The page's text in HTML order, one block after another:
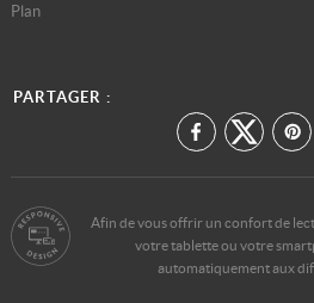
Plan
PARTAGER :
Afin de vous offrir un confort de
votre tablette ou votre
automatiquement aux